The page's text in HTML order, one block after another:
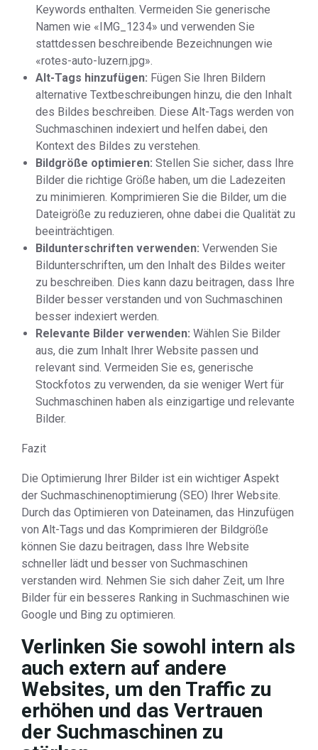
Keywords enthalten. Vermeiden Sie generische
Namen wie «IMG_1234» und verwenden Sie
stattdessen beschreibende Bezeichnungen wie
«rotes-auto-luzern.jpg».
Alt-Tags hinzufügen: Fügen Sie Ihren Bildern
alternative Textbeschreibungen hinzu, die den Inhalt
des Bildes beschreiben. Diese Alt-Tags werden von
Suchmaschinen indexiert und helfen dabei, den
Kontext des Bildes zu verstehen.
Bildgröße optimieren: Stellen Sie sicher, dass Ihre
Bilder die richtige Größe haben, um die Ladezeiten
zu minimieren. Komprimieren Sie die Bilder, um die
Dateigröße zu reduzieren, ohne dabei die Qualität zu
beeinträchtigen.
Bildunterschriften verwenden: Verwenden Sie
Bildunterschriften, um den Inhalt des Bildes weiter
zu beschreiben. Dies kann dazu beitragen, dass Ihre
Bilder besser verstanden und von Suchmaschinen
besser indexiert werden.
Relevante Bilder verwenden: Wählen Sie Bilder
aus, die zum Inhalt Ihrer Website passen und
relevant sind. Vermeiden Sie es, generische
Stockfotos zu verwenden, da sie weniger Wert für
Suchmaschinen haben als einzigartige und relevante
Bilder.
Fazit
Die Optimierung Ihrer Bilder ist ein wichtiger Aspekt
der Suchmaschinenoptimierung (SEO) Ihrer Website.
Durch das Optimieren von Dateinamen, das Hinzufügen
von Alt-Tags und das Komprimieren der Bildgröße
können Sie dazu beitragen, dass Ihre Website
schneller lädt und besser von Suchmaschinen
verstanden wird. Nehmen Sie sich daher Zeit, um Ihre
Bilder für ein besseres Ranking in Suchmaschinen wie
Google und Bing zu optimieren.
Verlinken Sie sowohl intern als
auch extern auf andere
Websites, um den Traffic zu
erhöhen und das Vertrauen
der Suchmaschinen zu